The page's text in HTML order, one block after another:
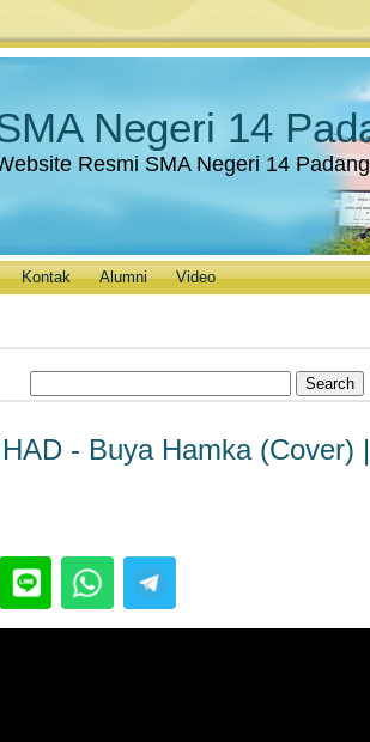
Negeri 14
Resmi SMA Negeri 14 Padang
Kontak Alumni Video
- Buya Hamka (Cover)